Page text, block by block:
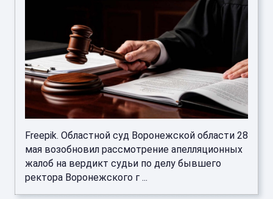
Freepik. Областной суд Воронежской области 28
мая возобновил рассмотрение апелляционных
жалоб на вердикт судьи по делу бывшего
ректора Воронежского г ...